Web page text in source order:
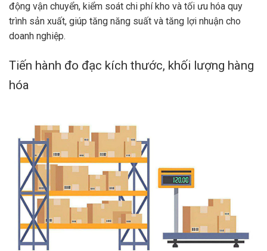
động vận chuyển, kiểm soát chi phí kho và tối ưu hóa quy
trình sản xuất, giúp tăng năng suất và tăng lợi nhuận cho
doanh nghiệp.
Tiến hành đo đạc kích thước, khối lượng hàng
hóa